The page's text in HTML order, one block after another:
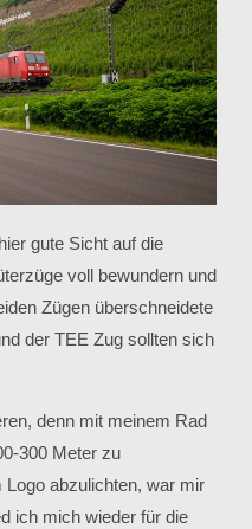
gute Sicht auf die
voll bewundern und
Zügen überschneidete
der TEE Zug sollten sich
denn mit meinem Rad
300 Meter zu
abzulichten, war mir
ich mich wieder für die